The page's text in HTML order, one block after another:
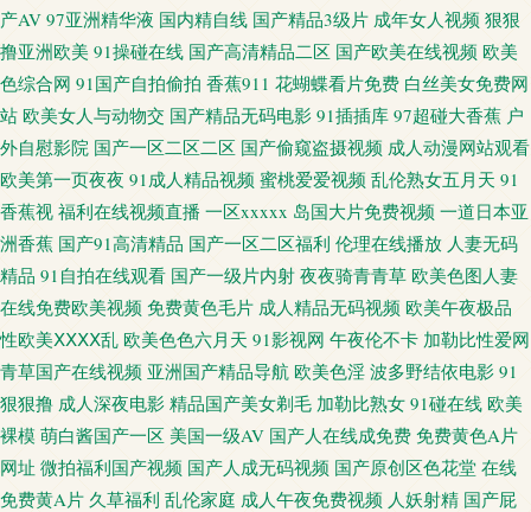
乱码在线观看 91国产精品探花视频 国产换妻久久91 五月天色社区 精品国产
视色 影音先锋鲁丝 肏屄大香蕉 欧美伊人久久五月 91国产极品丝袜女 国产精
品久久伊人 日韩综合视频专区 91九色乱 久草免费福利资源 五月涩涩婷婷 东
京热AV网站导航 欧精产品6区 1024成人小说 www久久色com 探花综合网 91
老熟女视频 岛国福利社 国产嫩操99 51神马视频 大香蕉99va 男人天堂狠狠 一
本道大香蕉伊人5 国产精品婷婷精品 日韩123视频 91蜜桃传媒 国产成人社区
亚洲精品五月婷婷 91桃色入口 欧美电影在线播放 91网址在线看视频 日韩精
品无码网址 91精品国产孕妇 国产福利AV在线 色成人亚洲婷婷亚洲 91中文娱
乐网 美女黄页91视频 91黑丝国产在线观看 国产综合艹屄片 偷拍桃花日韩 91
产AV 97亚洲精华液 国内精自线 国产精品3级片 成年女人视频 狠狠
撸亚洲欧美 91操碰在线 国产高清精品二区 国产欧美在线视频 欧美
色综合网 91国产自拍偷拍 香蕉911 花蝴蝶看片免费 白丝美女免费网
站 欧美女人与动物交 国产精品无码电影 91插插库 97超碰大香蕉 户
外自慰影院 国产一区二区二区 国产偷窥盗摄视频 成人动漫网站观看
欧美第一页夜夜 91成人精品视频 蜜桃爱爱视频 乱伦熟女五月天 91
香蕉视 福利在线视频直播 一区xxxxx 岛国大片免费视频 一道日本亚
洲香蕉 国产91高清精品 国产一区二区福利 伦理在线播放 人妻无码
精品 91自拍在线观看 国产一级片内射 夜夜骑青青草 欧美色图人妻
在线免费欧美视频 免费黄色毛片 成人精品无码视频 欧美午夜极品
性欧美ⅩⅩⅩⅩ乱 欧美色色六月天 91影视网 午夜伦不卡 加勒比性爱网
青草国产在线视频 亚洲国产精品导航 欧美色淫 波多野结依电影 91
狠狠撸 成人深夜电影 精品国产美女剃毛 加勒比熟女 91碰在线 欧美
裸模 萌白酱国产一区 美国一级AV 国产人在线成免费 免费黄色A片
网址 微拍福利国产视频 国产人成无码视频 国产原创区色花堂 在线
免费黄A片 久草福利 乱伦家庭 成人午夜免费视频 人妖射精 国产屁